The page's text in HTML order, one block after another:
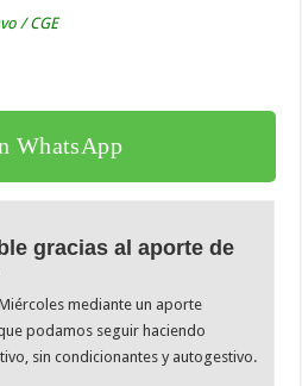
/ CGE
WhatsApp
gracias al aporte de
mediante un aporte
podamos seguir haciendo
sin condicionantes y autogestivo.